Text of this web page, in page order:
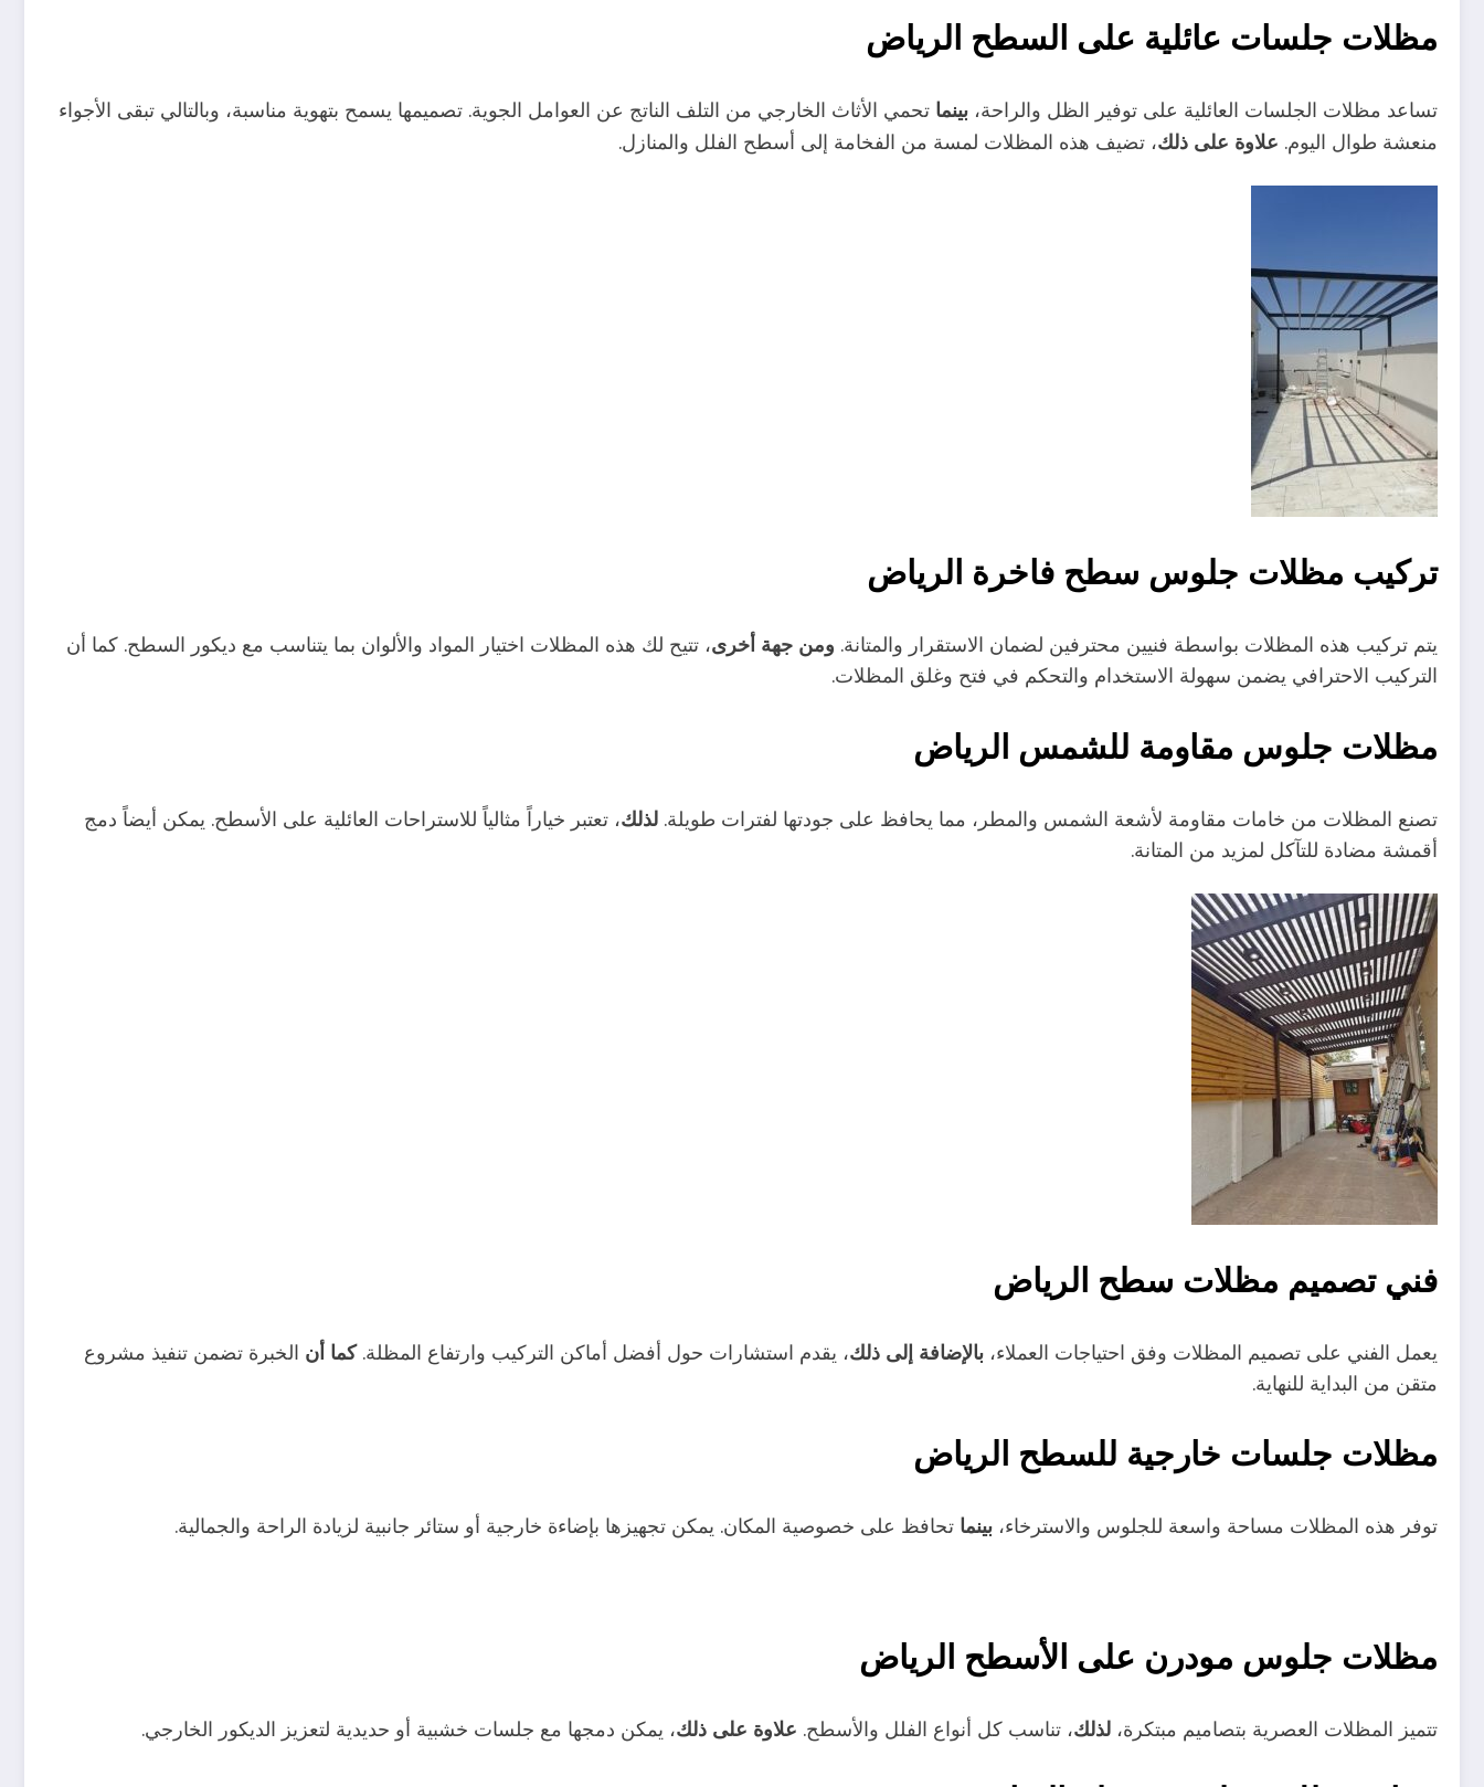
مظلات جلسات عائلية على السطح الرياض
تساعد مظلات الجلسات العائلية على توفير الظل والراحة، بينما تحمي الأثاث الخارجي من التلف الناتج عن العوامل الجوية. تصميمها يسمح بتهوية مناسبة، وبالتالي تبقى الأجواء
منعشة طوال اليوم. علاوة على ذلك، تضيف هذه المظلات لمسة من الفخامة إلى أسطح الفلل والمنازل.
تركيب مظلات جلوس سطح فاخرة الرياض
يتم تركيب هذه المظلات بواسطة فنيين محترفين لضمان الاستقرار والمتانة. ومن جهة أخرى، تتيح لك هذه المظلات اختيار المواد والألوان بما يتناسب مع ديكور السطح. كما أن
التركيب الاحترافي يضمن سهولة الاستخدام والتحكم في فتح وغلق المظلات.
مظلات جلوس مقاومة للشمس الرياض
تصنع المظلات من خامات مقاومة لأشعة الشمس والمطر، مما يحافظ على جودتها لفترات طويلة. لذلك، تعتبر خياراً مثالياً للاستراحات العائلية على الأسطح. يمكن أيضاً دمج
أقمشة مضادة للتآكل لمزيد من المتانة.
فني تصميم مظلات سطح الرياض
يعمل الفني على تصميم المظلات وفق احتياجات العملاء، بالإضافة إلى ذلك، يقدم استشارات حول أفضل أماكن التركيب وارتفاع المظلة.كما أن الخبرة تضمن تنفيذ مشروع
متقن من البداية للنهاية.
مظلات جلسات خارجية للسطح الرياض
توفر هذه المظلات مساحة واسعة للجلوس والاسترخاء، بينما تحافظ على خصوصية المكان. يمكن تجهيزها بإضاءة خارجية أو ستائر جانبية لزيادة الراحة والجمالية.
مظلات جلوس مودرن على الأسطح الرياض
تتميز المظلات العصرية بتصاميم مبتكرة، لذلك، تناسب كل أنواع الفلل والأسطح. علاوة على ذلك، يمكن دمجها مع جلسات خشبية أو حديدية لتعزيز الديكور الخارجي.